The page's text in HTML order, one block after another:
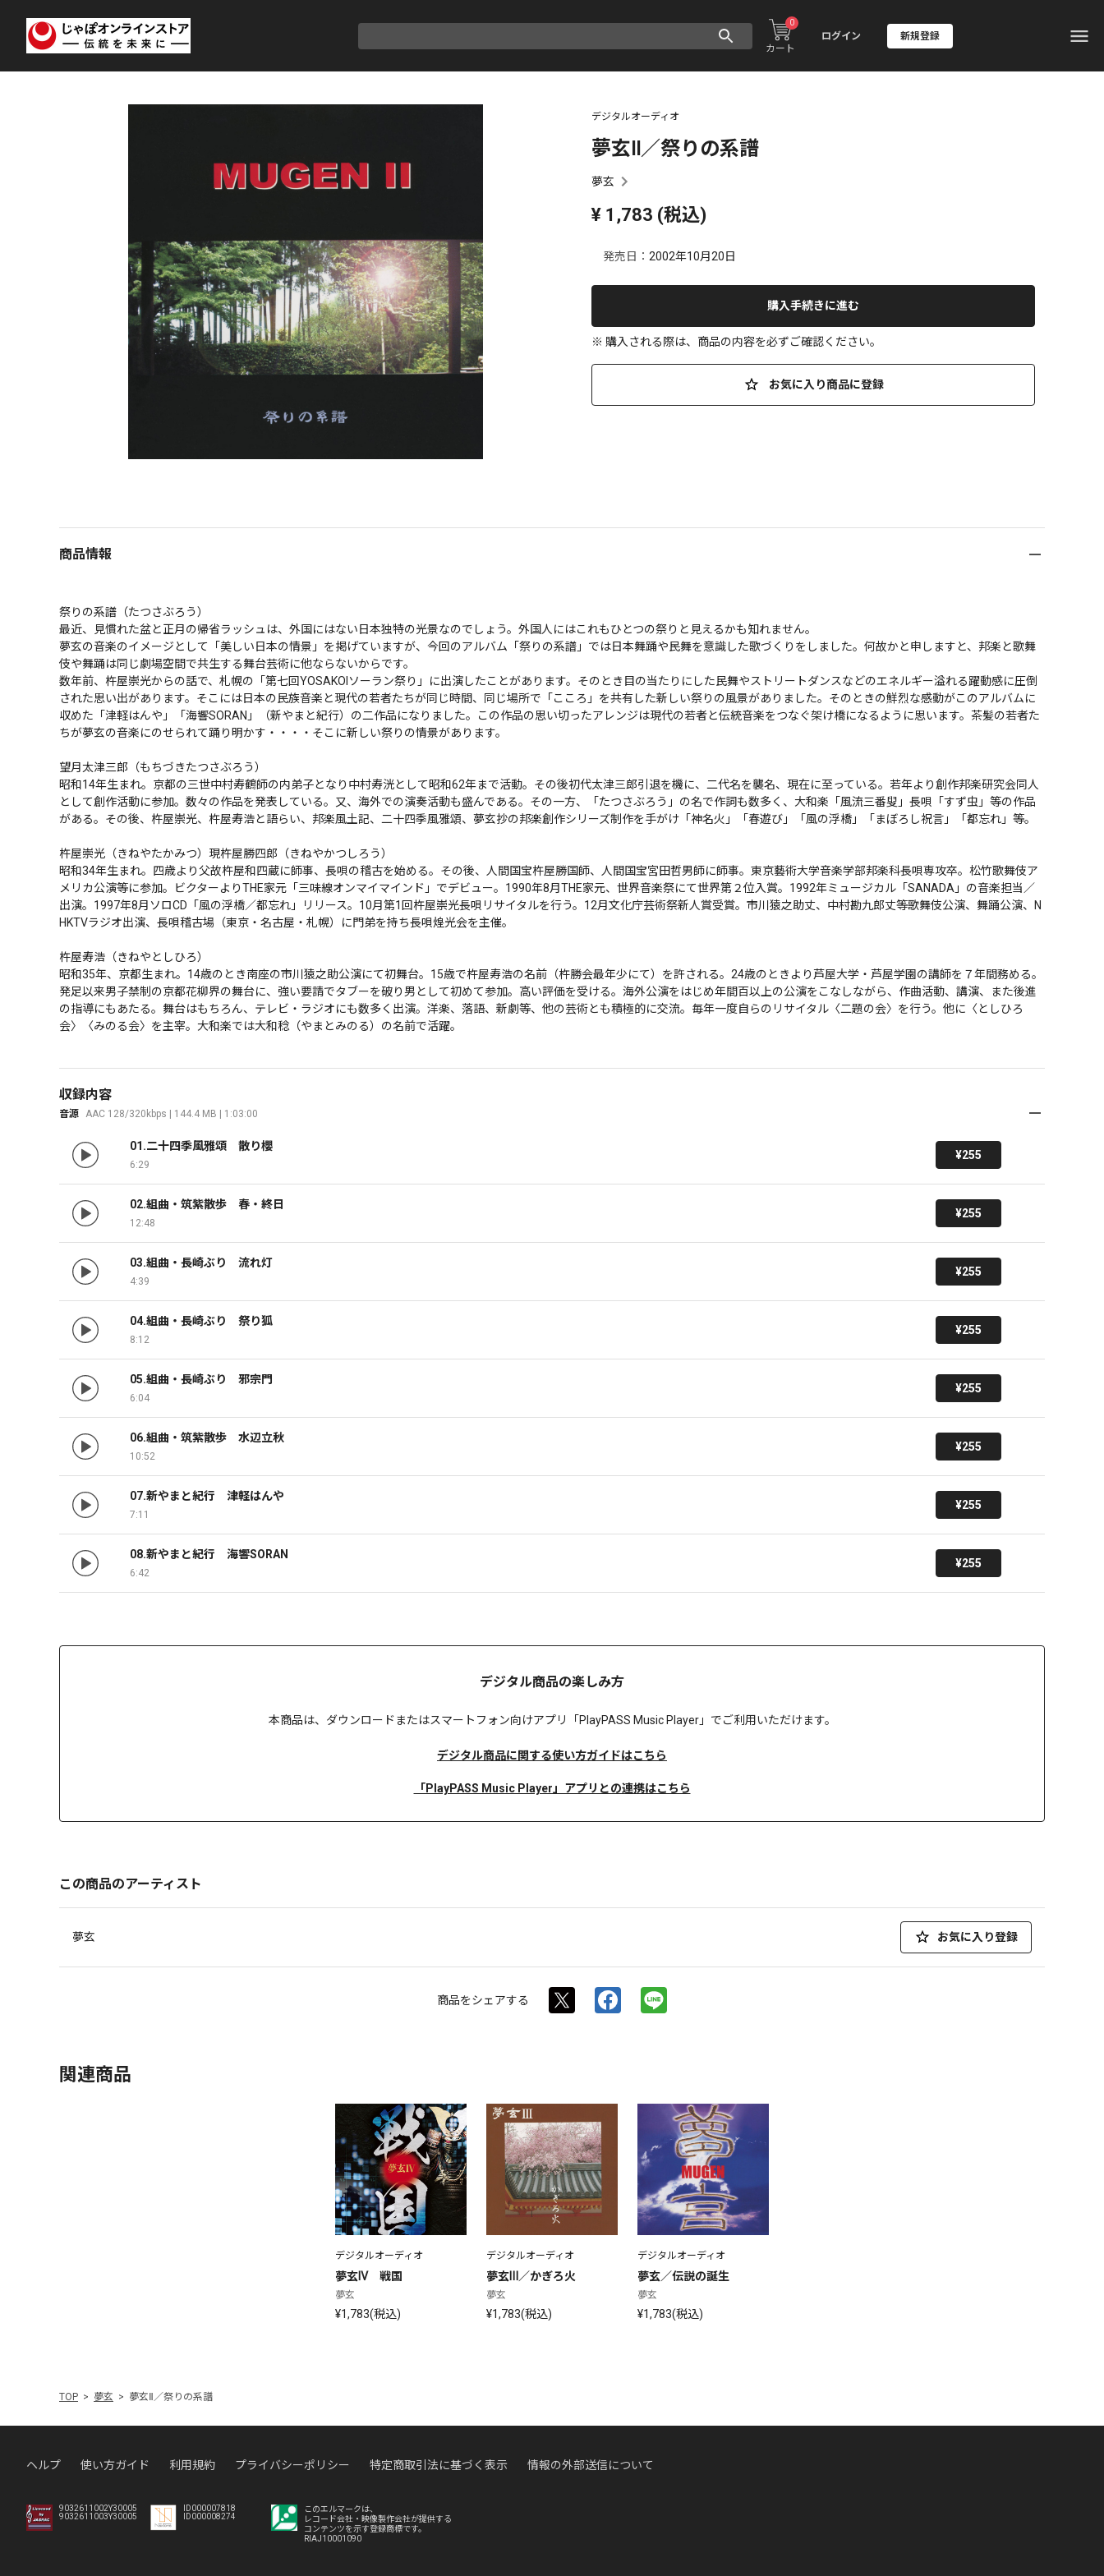
カート
0
ログイン 新規登録
デジタルオーディオ
夢玄Ⅱ／祭りの系譜
夢玄
¥ 1,783 (税込)
発売日： 2002年10月20日
購入手続きに進む
※ 購入される際は、商品の内容を必ずご確認ください。
お気に入り商品に登録
商品情報
祭りの系譜（たつさぶろう）
最近、見慣れた盆と正月の帰省ラッシュは、外国にはない日本独特の光景なのでしょう。外国人にはこれもひとつの祭りと見えるかも知れません。
夢玄の音楽のイメージとして「美しい日本の情景」を掲げていますが、今回のアルバム「祭りの系譜」では日本舞踊や民舞を意識した歌づくりをしました。何故かと申しますと、邦楽と歌舞
伎や舞踊は同じ劇場空間で共生する舞台芸術に他ならないからです。
数年前、杵屋崇光からの話で、札幌の「第七回YOSAKOIソーラン祭り」に出演したことがあります。そのとき目の当たりにした民舞やストリートダンスなどのエネルギー溢れる躍動感に圧倒
された思い出があります。そこには日本の民族音楽と現代の若者たちが同じ時間、同じ場所で「こころ」を共有した新しい祭りの風景がありました。そのときの鮮烈な感動がこのアルバムに
収めた「津軽はんや」「海響SORAN」（新やまと紀行）の二作品になりました。この作品の思い切ったアレンジは現代の若者と伝統音楽をつなぐ架け橋になるように思います。茶髪の若者た
ちが夢玄の音楽にのせられて踊り明かす・・・・そこに新しい祭りの情景があります。
望月太津三郎（もちづきたつさぶろう）
昭和14年生まれ。京都の三世中村寿鶴師の内弟子となり中村寿洸として昭和62年まで活動。その後初代太津三郎引退を機に、二代名を襲名、現在に至っている。若年より創作邦楽研究会同人
として創作活動に参加。数々の作品を発表している。又、海外での演奏活動も盛んである。その一方、「たつさぶろう」の名で作詞も数多く、大和楽「風流三番叟」長唄「すず虫」等の作品
がある。その後、杵屋崇光、杵屋寿浩と語らい、邦楽風土記、二十四季風雅頌、夢玄抄の邦楽創作シリーズ制作を手がけ「神名火」「春遊び」「風の浮橋」「まぼろし祝言」「都忘れ」等。
杵屋崇光（きねやたかみつ）現杵屋勝四郎（きねやかつしろう）
昭和34年生まれ。四歳より父故杵屋和四蔵に師事、長唄の稽古を始める。その後、人間国宝杵屋勝国師、人間国宝宮田哲男師に師事。東京藝術大学音楽学部邦楽科長唄専攻卒。松竹歌舞伎ア
メリカ公演等に参加。ビクターよりTHE家元「三味線オンマイマインド」でデビュー。1990年8月THE家元、世界音楽祭にて世界第２位入賞。1992年ミュージカル「SANADA」の音楽担当／
出演。1997年8月ソロCD「風の浮橋／都忘れ」リリース。10月第1回杵屋崇光長唄リサイタルを行う。12月文化庁芸術祭新人賞受賞。市川猿之助丈、中村勘九郎丈等歌舞伎公演、舞踊公演、N
HKTVラジオ出演、長唄稽古場（東京・名古屋・札幌）に門弟を持ち長唄煌光会を主催。
杵屋寿浩（きねやとしひろ）
昭和35年、京都生まれ。14歳のとき南座の市川猿之助公演にて初舞台。15歳で杵屋寿浩の名前（杵勝会最年少にて）を許される。24歳のときより芦屋大学・芦屋学園の講師を７年間務める。
発足以来男子禁制の京都花柳界の舞台に、強い要請でタブーを破り男として初めて参加。高い評価を受ける。海外公演をはじめ年間百以上の公演をこなしながら、作曲活動、講演、また後進
の指導にもあたる。舞台はもちろん、テレビ・ラジオにも数多く出演。洋楽、落語、新劇等、他の芸術とも積極的に交流。毎年一度自らのリサイタル〈二題の会〉を行う。他に〈としひろ
会〉〈みのる会〉を主宰。大和楽では大和稔（やまとみのる）の名前で活躍。
収録内容
音源 AAC 128/320kbps | 144.4 MB | 1:03:00
01.二十四季風雅頌　散り櫻
6:29
¥255
02.組曲・筑紫散歩　春・終日
12:48
¥255
03.組曲・長崎ぶり　流れ灯
4:39
¥255
04.組曲・長崎ぶり　祭り狐
8:12
¥255
05.組曲・長崎ぶり　邪宗門
6:04
¥255
06.組曲・筑紫散歩　水辺立秋
10:52
¥255
07.新やまと紀行　津軽はんや
7:11
¥255
08.新やまと紀行　海響SORAN
6:42
¥255
デジタル商品の楽しみ方
本商品は、 ダウンロードまたはスマートフォン向けアプリ「PlayPASS Music Player」でご利用いただけます。
デジタル商品に関する使い方ガイドはこちら
「PlayPASS Music Player」アプリとの連携はこちら
この商品のアーティスト
夢玄 お気に入り登録
商品をシェアする
関連商品
デジタルオーディオ
夢玄Ⅳ　戦国
夢玄
¥1,783(税込)
デジタルオーディオ
夢玄Ⅲ／かぎろ火
夢玄
¥1,783(税込)
デジタルオーディオ
夢玄／伝説の誕生
夢玄
¥1,783(税込)
TOP 夢玄 夢玄Ⅱ／祭りの系譜
ヘルプ 使い方ガイド 利用規約 プライバシーポリシー 特定商取引法に基づく表示 情報の外部送信について
9032611002Y30005
9032611003Y30005
ID000007818
ID000008274
このエルマークは、
レコード会社・映像製作会社が提供する
コンテンツを示す登録商標です。
RIAJ10001090